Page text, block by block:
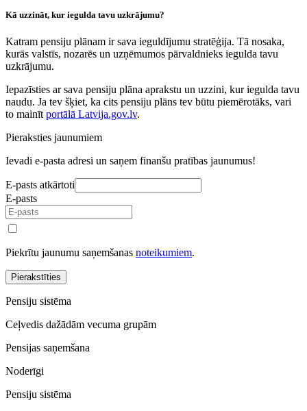
Kā uzzināt, kur iegulda tavu uzkrājumu?
Katram pensiju plānam ir sava ieguldījumu stratēģija. Tā nosaka,
kurās valstīs, nozarēs un uzņēmumos pārvaldnieks iegulda tavu
uzkrājumu.
Iepazīsties ar sava pensiju plāna aprakstu un uzzini, kur iegulda tavu
naudu. Ja tev šķiet, ka cits pensiju plāns tev būtu piemērotāks, vari
to mainīt portālā Latvija.gov.lv.
Pieraksties jaunumiem
Ievadi e-pasta adresi un saņem finanšu pratības jaunumus!
E-pasts atkārtoti
E-pasts
Piekrītu jaunumu saņemšanas noteikumiem.
Pierakstīties
Pensiju sistēma
Ceļvedis dažādām vecuma grupām
Pensijas saņemšana
Noderīgi
Pensiju sistēma